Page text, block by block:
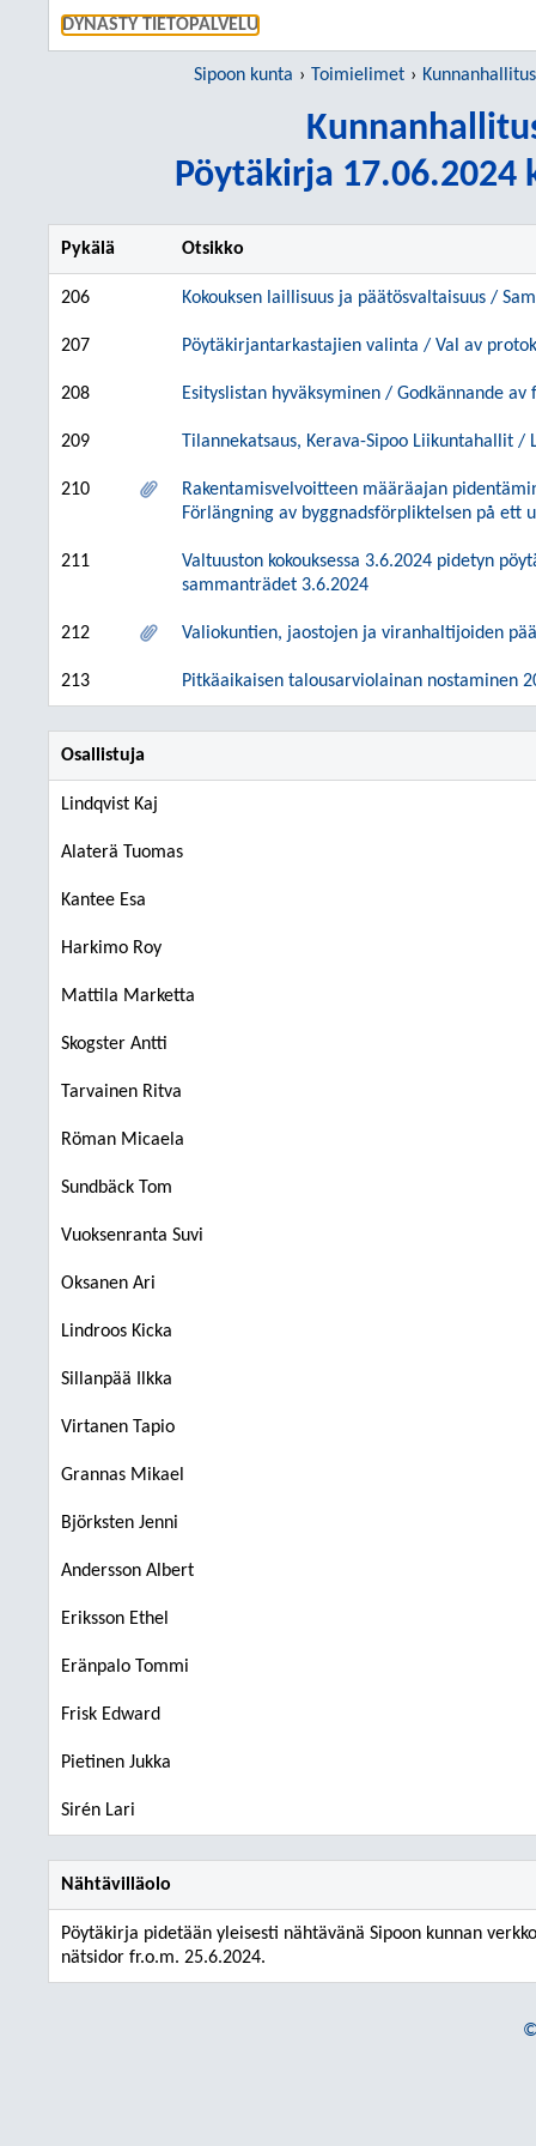
DYNASTY TIETOPALVELU
Sipoon kunta Toimielimet
Pöytäkirja 17.06.2024
Pykälä Otsikko
206 Kokouksen laillisuus ja päätösvaltaisuus /
207 Pöytäkirjantarkastajien valinta / Val av
208 Esityslistan hyväksyminen / Godkännande
209 Tilannekatsaus, Kerava-Sipoo Liikuntahallit /
210
Rakentamisvelvoitteen määräajan
Förlängning av byggnadsförpliktelsen på ett
211
Valtuuston kokouksessa 3.6.2024 pidetyn
sammanträdet 3.6.2024
212 Valiokuntien, jaostojen ja viranhaltijoiden
213 Pitkäaikaisen talousarviolainan nostaminen
Osallistuja
Lindqvist Kaj
Alaterä Tuomas
Kantee Esa
Harkimo Roy
Mattila Marketta
Skogster Antti
Tarvainen Ritva
Röman Micaela
Sundbäck Tom
Vuoksenranta Suvi
Oksanen Ari
Lindroos Kicka
Sillanpää Ilkka
Virtanen Tapio
Grannas Mikael
Björksten Jenni
Andersson Albert
Eriksson Ethel
Eränpalo Tommi
Frisk Edward
Pietinen Jukka
Sirén Lari
Nähtävilläolo
Pöytäkirja pidetään yleisesti nähtävänä Sipoon kunnan
nätsidor fr.o.m. 25.6.2024.